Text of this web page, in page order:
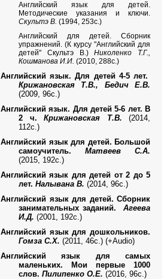
Английский язык для детей.
Методические указания и ключи.
Скультэ В. (1994, 253с.)
Английский для детей. Сборник
упражнений. (К курсу "Английский для
детей" Скультэ В.)Николенко Т.Г.,
Кошманова И.И. (2010, 288с.)
Английский язык. Для детей 4-5 лет.
Крижановская Т.В., Бедич Е.В.
(2009, 96с.)
Английский язык. Для детей 5-6 лет. В
2 ч. Крижановская Т.В. (2014,
112с.)
Английский язык для детей. Большой
самоучитель. Матвеев С.А.
(2015, 192с.)
Английский язык для детей от 2 до 5
лет. Налывана В. (2014, 96с.)
Английский язык для детей. Сборник
занимательных заданий. Агеева
И.Д. (2001, 192с.)
Английский язык для дошкольников.
Гомза С.Х. (2011, 46с.) (+Audio)
Английский язык для самых
маленьких. Мои первые 1000
слов. Пилипенко О.Е. (2016, 96с.)